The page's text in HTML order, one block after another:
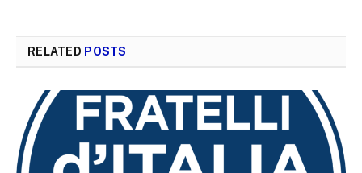
RELATED POSTS